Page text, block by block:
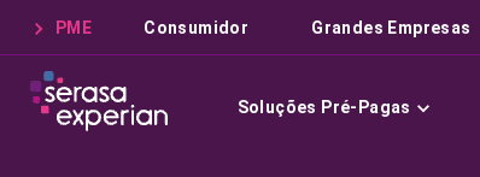
PME Consumidor Grandes Empresas
Soluções Pré-Pagas